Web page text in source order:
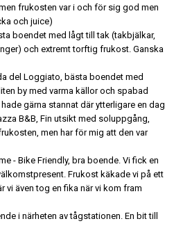
frukosten var i och för sig god men
och juice)
boendet med lågt till tak (takbjälkar,
och extremt torftig frukost. Ganska
del Loggiato, bästa boendet med
by med varma källor och spabad
gärna stannat där ytterligare en dag
B&B, Fin utsikt med soluppgång,
men har för mig att den var
- Bike Friendly, bra boende. Vi fick en
Frukost käkade vi på ett
vi även tog en fika när vi kom fram
i närheten av tågstationen. En bit till